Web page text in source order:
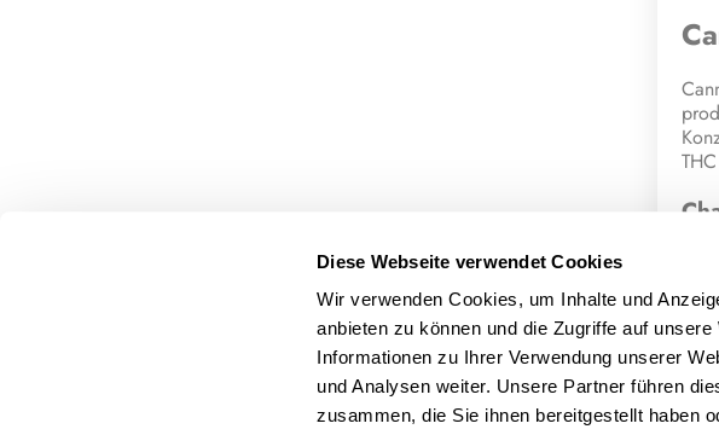
Diese Webseite verwendet Cookies
Wir verwenden Cookies, um Inhalte und
anbieten zu können und die Zugriffe auf
Informationen zu Ihrer Verwendung unserer
und Analysen weiter. Unsere Partner führen
zusammen, die Sie ihnen bereitgestellt haben